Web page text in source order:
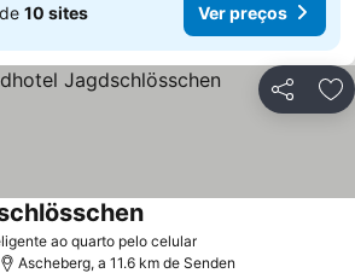
10 sites Ver preços
Partilhar
ao quarto pelo celular
Ascheberg, a 11.6 km de Senden